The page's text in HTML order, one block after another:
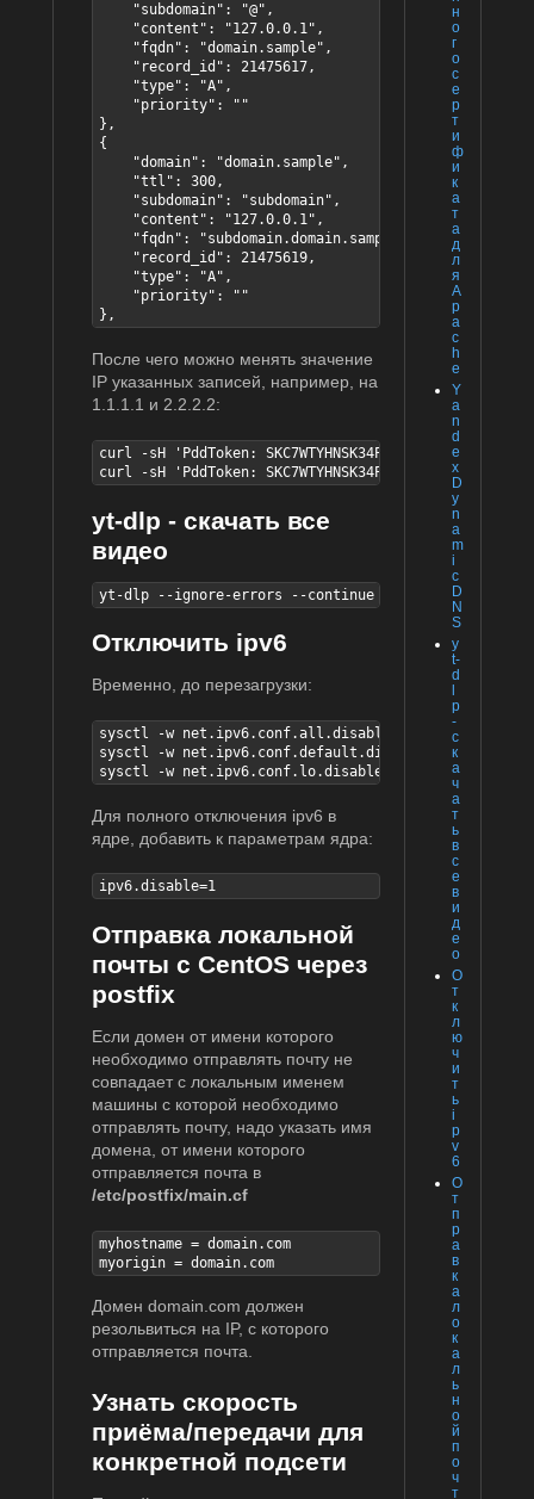
н
о
г
о
с
е
р
т
и
ф
и
к
а
т
а
д
л
я
A
p
a
c
h
e
Y
a
n
d
e
x
D
y
n
a
m
i
c
D
N
S
y
t-
d
p
-
с
к
а
ч
а
т
ь
в
с
е
в
и
д
е
о
О
т
к
л
ю
ч
и
т
ь
i
p
v
6
О
т
п
р
а
в
к
а
л
о
к
а
л
ь
н
о
й
п
о
ч
т
    "subdomain": "@",
    "content": "127.0.0.1",
    "fqdn": "domain.sample",
    "record_id": 21475617,
    "type": "A",
    "priority": ""
},
{
    "domain": "domain.sample",
    "ttl": 300,
    "subdomain": "subdomain",
    "content": "127.0.0.1",
    "fqdn": "subdomain.domain.sample",
    "record_id": 21475619,
    "type": "A",
    "priority": ""
},
После чего можно менять значение
IP указанных записей, например, на
1.1.1.1 и 2.2.2.2:
curl -sH 'PddToken:
curl -sH 'PddToken:
yt-dlp - скачать все
видео
yt-dlp --ignore-errors --continue --no-overwrites
Отключить ipv6
Временно, до перезагрузки:
sysctl -w net.ipv6.conf.all.disable_ipv6=1
sysctl -w net.ipv6.conf.default.disable_ipv6=1
sysctl -w net.ipv6.conf.lo.disable_ipv6=1
Для полного отключения ipv6 в
ядре, добавить к параметрам ядра:
ipv6.disable=1
Отправка локальной
почты с CentOS через
postfix
Если домен от имени которого
необходимо отправлять почту не
совпадает с локальным именем
машины с которой необходимо
отправлять почту, надо указать имя
домена, от имени которого
отправляется почта в
/etc/postfix/main.cf
myhostname = domain.com
myorigin = domain.com
Домен domain.com должен
резольвиться на IP, с которого
отправляется почта.
Узнать скорость
приёма/передачи для
конкретной подсети